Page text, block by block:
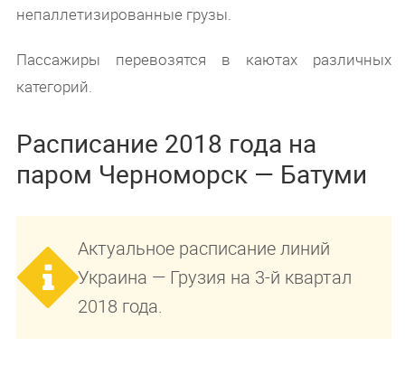
непаллетизированные грузы.
Пассажиры перевозятся в каютах различных
категорий.
Расписание 2018 года на
паром Черноморск — Батуми
Актуальное расписание линий
Украина — Грузия на 3-й квартал
2018 года.